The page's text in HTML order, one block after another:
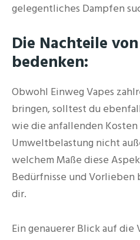
gelegentliches Dampfen
Die Nachteile
bedenken:
Obwohl Einweg Vapes
bringen, solltest du
wie die anfallenden
Umweltbelastung nicht
welchem Maße diese
Bedürfnisse und
dir.
Ein genauerer Blick auf die